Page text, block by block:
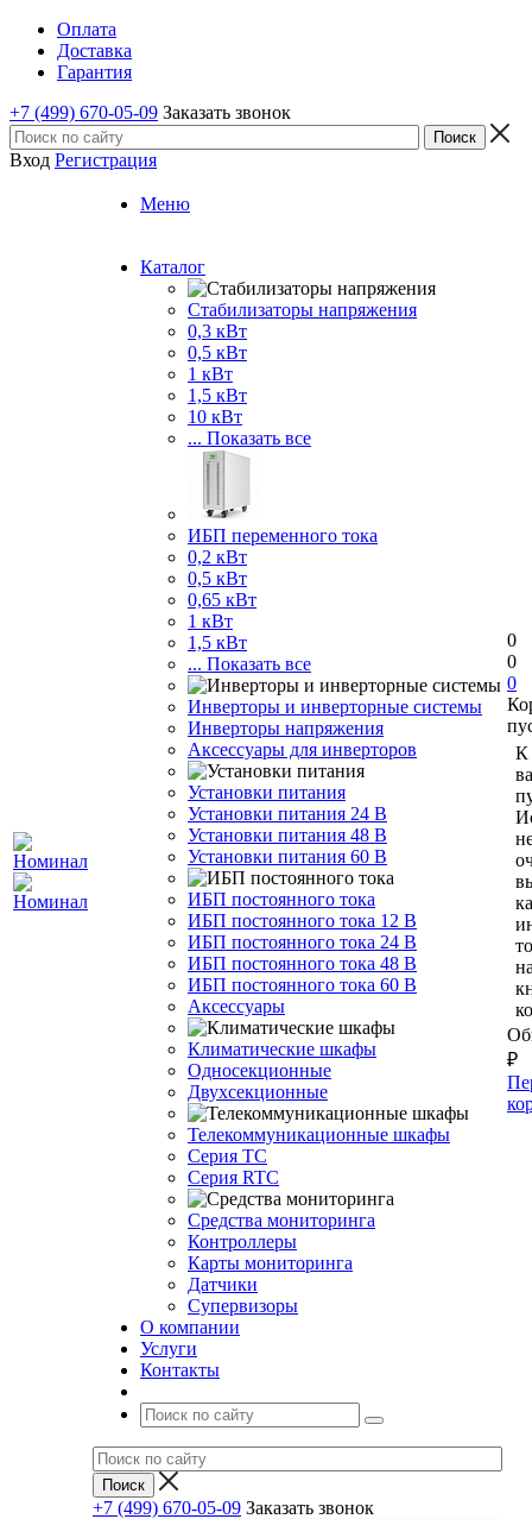
Оплата
Доставка
Гарантия
+7 (499) 670-05-09 Заказать звонок
Вход Регистрация
Меню
Каталог
Стабилизаторы напряжения
0,3 кВт
0,5 кВт
1 кВт
1,5 кВт
10 кВт
... Показать все
ИБП переменного тока
0,2 кВт
0,5 кВт
0,65 кВт
1 кВт
1,5 кВт
... Показать все
Инверторы и инверторные системы
Инверторы напряжения
Аксессуары для инверторов
Установки питания
Установки питания 24 В
Установки питания 48 В
Установки питания 60 В
ИБП постоянного тока
ИБП постоянного тока 12 В
ИБП постоянного тока 24 В
ИБП постоянного тока 48 В
ИБП постоянного тока 60 В
Аксессуары
Климатические шкафы
Односекционные
Двухсекционные
Телекоммуникационные шкафы
Серия TC
Серия RTC
Средства мониторинга
Контроллеры
Карты мониторинга
Датчики
Супервизоры
О компании
Услуги
Контакты
+7 (499) 670-05-09 Заказать звонок
0
0
0
К
₽